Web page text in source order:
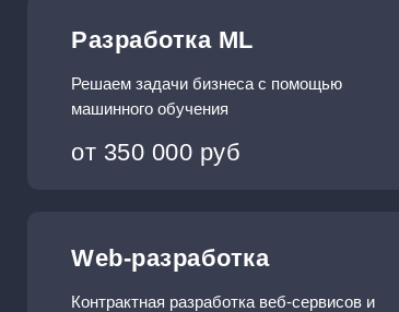
Разработка ML
от 350 000 руб
Решаем задачи бизнеса с помощью
машинного обучения
Web-разработка
Контрактная разработка веб-сервисов и